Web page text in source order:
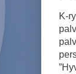
K-